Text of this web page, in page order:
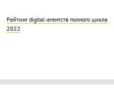
Рейтинг digital-агентств полного цикла
2022